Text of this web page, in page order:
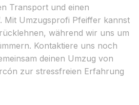
Transport und einen
Mit Umzugsprofi Pfeiffer kannst
während wir uns um
Kontaktiere uns noch
deinen Umzug von
zur stressfreien Erfahrung